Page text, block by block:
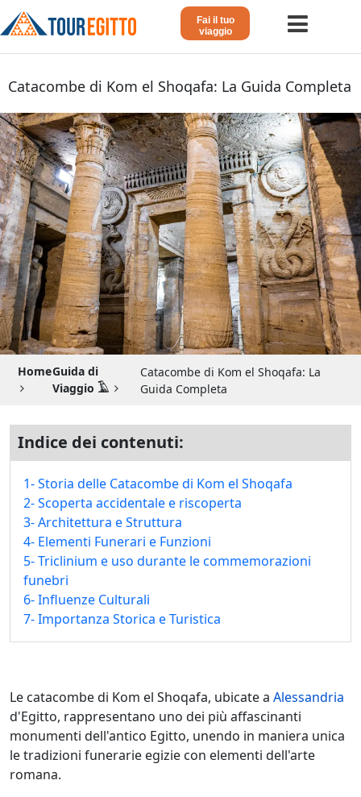
Fai il tuo
viaggio
Crociera sul Nilo
Vacanze Lusso in Egitto
Dahabeya Lusso
Agosto in Egitto
Tour Giordania
Altri
Blog 𓁐
Guida di Viaggio 𓉔
Catacombe di Kom el Shoqafa: La Guida Completa
HomeGuida di
Viaggio 𓄿
Catacombe di Kom el Shoqafa: La
Guida Completa
Indice dei contenuti:
1- Storia delle Catacombe di Kom el Shoqafa
2- Scoperta accidentale e riscoperta
3- Architettura e Struttura
4- Elementi Funerari e Funzioni
5- Triclinium e uso durante le commemorazioni
funebri
6- Influenze Culturali
7- Importanza Storica e Turistica
Le catacombe di Kom el Shoqafa, ubicate a Alessandria
d'Egitto, rappresentano uno dei più affascinanti
monumenti dell'antico Egitto, unendo in maniera unica
le tradizioni funerarie egizie con elementi dell'arte
romana.